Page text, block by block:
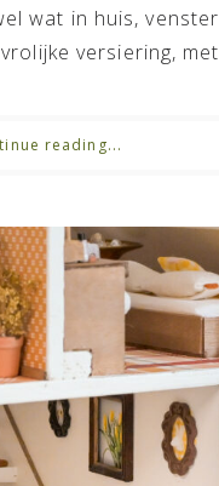
wat in huis,
versiering,
reading...